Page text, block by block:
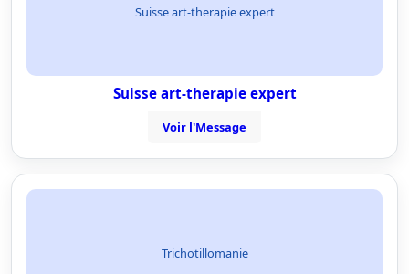
Suisse art-therapie expert
Suisse art-therapie expert
Voir l'Message
Trichotillomanie